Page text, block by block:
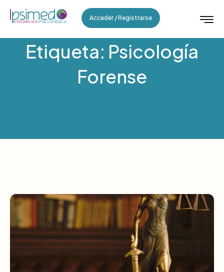
Acceder / Registrarse
Etiqueta: Psicología
Forense